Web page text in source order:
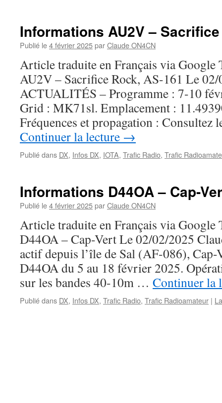
Informations AU2V –
Publié le4 février 2025parClaude ON4CN
Article traduite en Français via Google
AU2V – Sacrifice Rock, AS-161 Le
ACTUALITÉS – Programme : 7-10
Grid : MK71sl. Emplacement :
Fréquences et propagation : Consultez
Continuer la lecture →
Publié dans DX, Infos DX, IOTA, Trafic Radio, Trafic
Informations D44OA – Cap-
Publié le4 février 2025parClaude ON4CN
Article traduite en Français via Google
D44OA – Cap-Vert Le 02/02/2025
actif depuis l’île de Sal (AF-086),
D44OA du 5 au 18 février 2025.
sur les bandes 40-10m … Continuer la
Publié dans DX, Infos DX, Trafic Radio, Trafic Radioamateur |